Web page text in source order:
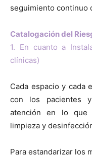
seguimiento continuo
Catalogación del
1. En cuanto a
clínicas)
Cada espacio y cada
con los pacientes
atención en lo que
limpieza y
Para estandarizar los